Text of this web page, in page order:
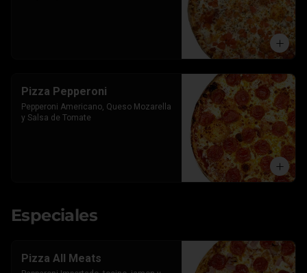
Pizza Pepperoni
Pepperoni Americano, Queso Mozarella
y Salsa de Tomate
Especiales
Pizza All Meats